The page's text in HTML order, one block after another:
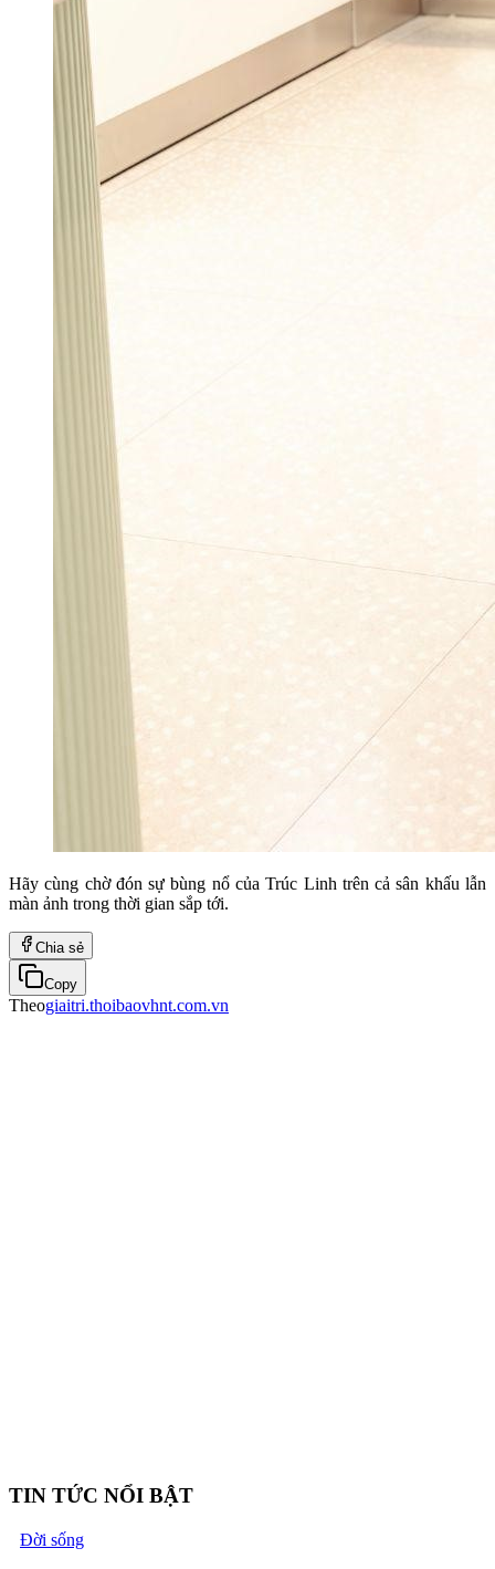
Hãy cùng chờ đón sự bùng nổ của Trúc Linh trên cả sân khấu lẫn
màn ảnh trong thời gian sắp tới.
Chia sẻ
Copy
Theogiaitri.thoibaovhnt.com.vn
TIN TỨC NỔI BẬT
Đời sống